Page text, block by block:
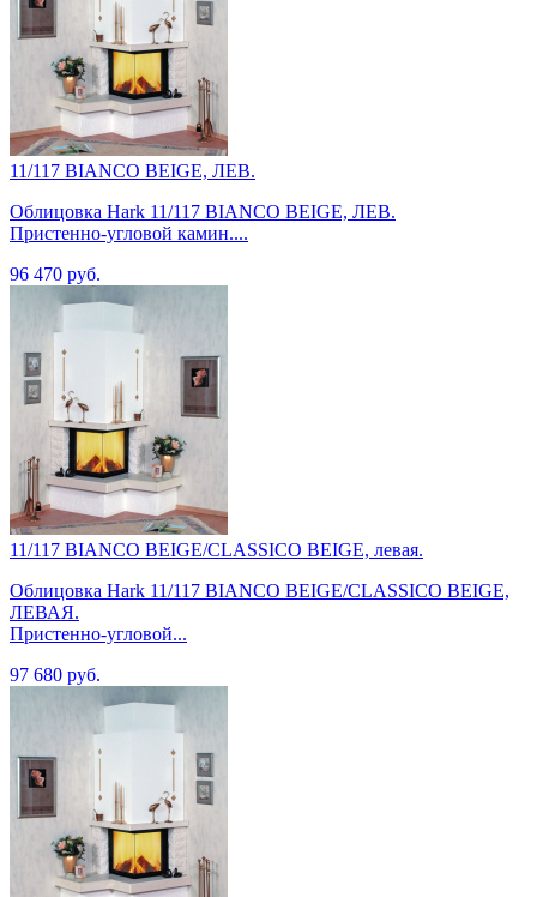
11/117 BIANCO BEIGE, ЛЕВ.
Облицовка Hark 11/117 BIANCO BEIGE, ЛЕВ.
Пристенно-угловой камин....
96 470 руб.
11/117 BIANCO BEIGE/CLASSICO BEIGE, левая.
Облицовка Hark 11/117 BIANCO BEIGE/CLASSICO BEIGE,
ЛЕВАЯ.
Пристенно-угловой...
97 680 руб.